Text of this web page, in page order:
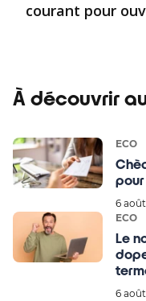
courant pour
À découvrir
ECO
6
ECO
Le
6